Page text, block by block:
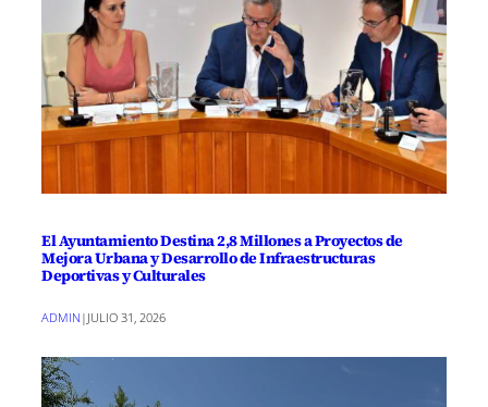
El Ayuntamiento Destina 2,8 Millones a Proyectos de
Mejora Urbana y Desarrollo de Infraestructuras
Deportivas y Culturales
ADMIN | JULIO 31, 2026